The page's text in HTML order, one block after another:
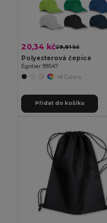
20,34 kč29,81 kč
Polyesterová čepice
Egotier 99547
+6 Colors
Přidat do košíku